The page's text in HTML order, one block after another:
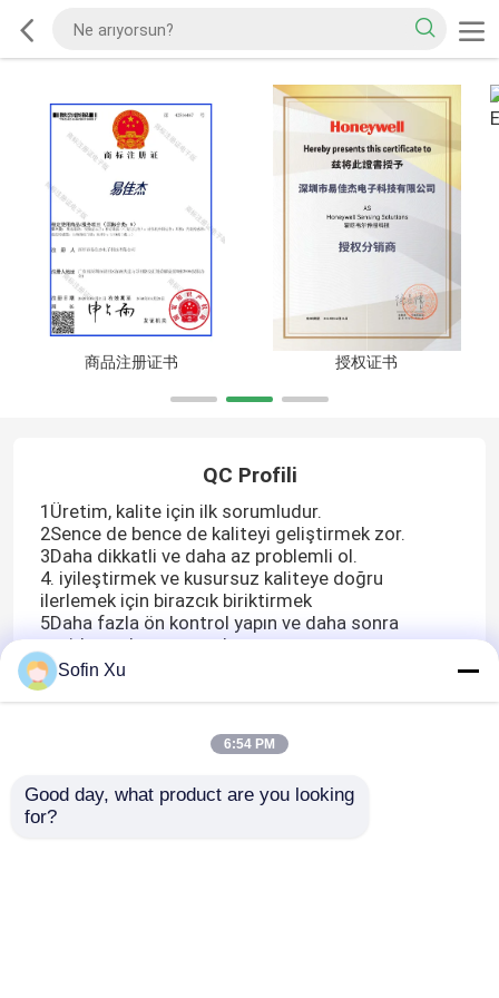
商品注册证书 授权证书
QC Profili
1Üretim, kalite için ilk sorumludur.
2Sence de bence de kaliteyi geliştirmek zor.
3Daha dikkatli ve daha az problemli ol.
4. iyileştirmek ve kusursuz kaliteye doğru
ilerlemek için birazcık biriktirmek
5Daha fazla ön kontrol yapın ve daha sonra
yeniden çalışmayı azaltın.
6Ne kadar dikkatli, ne kadar kaliteli.
Sofin Xu
6:54 PM
Good day, what product are you looking
for?